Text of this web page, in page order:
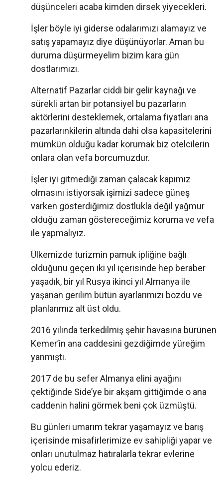
düşünceleri acaba kimden dirsek yiyecekleri.
İşler böyle iyi giderse odalarımızı alamayız ve
satış yapamayız diye düşünüyorlar. Aman bu
duruma düşürmeyelim bizim kara gün
dostlarımızı.
Alternatif Pazarlar ciddi bir gelir kaynağı ve
sürekli artan bir potansiyel bu pazarların
aktörlerini desteklemek, ortalama fiyatları ana
pazarlarınkilerin altında dahi olsa kapasitelerini
mümkün olduğu kadar korumak biz otelcilerin
onlara olan vefa borcumuzdur.
İşler iyi gitmediği zaman çalacak kapımız
olmasını istiyorsak işimizi sadece güneş
varken gösterdiğimiz dostlukla değil yağmur
olduğu zaman göstereceğimiz koruma ve vefa
ile yapmalıyız.
Ülkemizde turizmin pamuk ipliğine bağlı
olduğunu geçen iki yıl içerisinde hep beraber
yaşadık, bir yıl Rusya ikinci yıl Almanya ile
yaşanan gerilim bütün ayarlarımızı bozdu ve
planlarımız alt üst oldu.
2016 yılında terkedilmiş şehir havasına bürünen
Kemer’in ana caddesini gezdiğimde yüreğim
yanmıştı.
2017 de bu sefer Almanya elini ayağını
çektiğinde Side’ye bir akşam gittiğimde o ana
caddenin halini görmek beni çok üzmüştü.
Bu günleri umarım tekrar yaşamayız ve barış
içerisinde misafirlerimize ev sahipliği yapar ve
onları unutulmaz hatıralarla tekrar evlerine
yolcu ederiz.